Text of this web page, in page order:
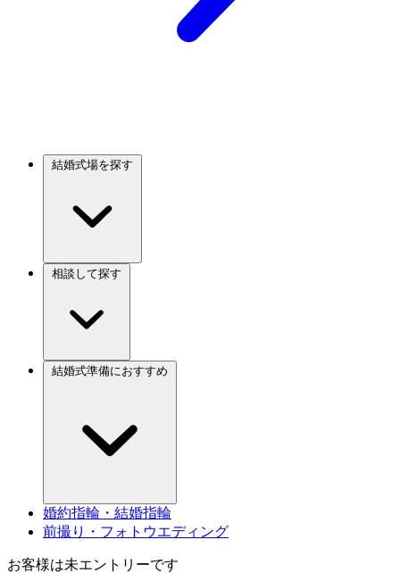
婚約指輪・結婚指輪
前撮り・フォトウエディング
お客様は未エントリーです